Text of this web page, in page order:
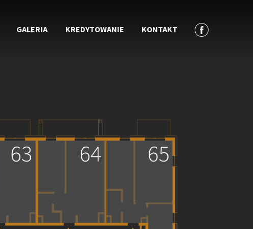
GALERIA KREDYTOWANIE KONTAKT